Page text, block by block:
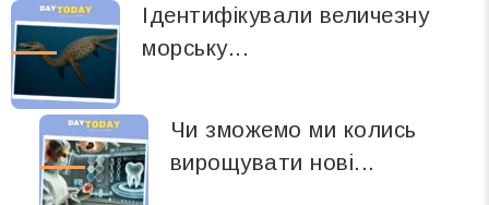
Ідентифікували величезну
морську...
Чи зможемо ми колись
вирощувати нові...